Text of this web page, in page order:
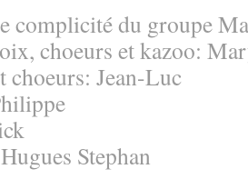
complicité du groupe
choeurs et kazoo:
choeurs: Jean-Luc
Stephan